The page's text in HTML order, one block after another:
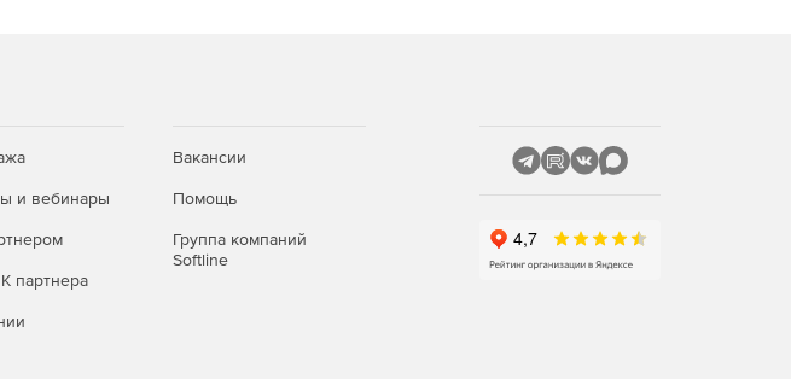
и вебинары
партнера
Вакансии
Помощь
Группа компаний
Softline